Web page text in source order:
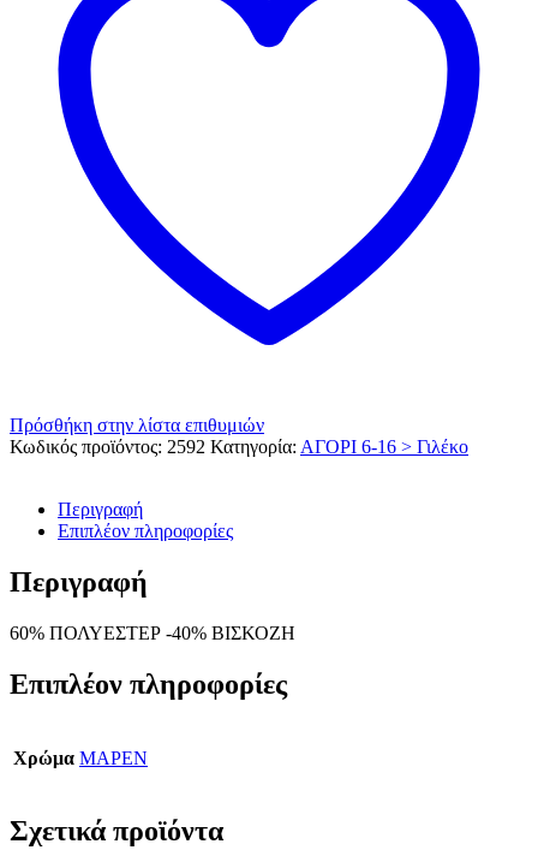
Πρόσθήκη στην λίστα επιθυμιών
Κωδικός προϊόντος: 2592 Κατηγορία: ΑΓΟΡΙ 6-16 > Γιλέκο
Περιγραφή
Επιπλέον πληροφορίες
Περιγραφή
60% ΠΟΛΥΕΣΤΕΡ -40% ΒΙΣΚΟΖΗ
Επιπλέον πληροφορίες
Χρώμα ΜΑΡΕΝ
Σχετικά προϊόντα